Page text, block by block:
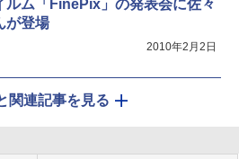
ルム「FinePix」の発表会に佐々
が登場
2010年2月2日
関連記事を見る